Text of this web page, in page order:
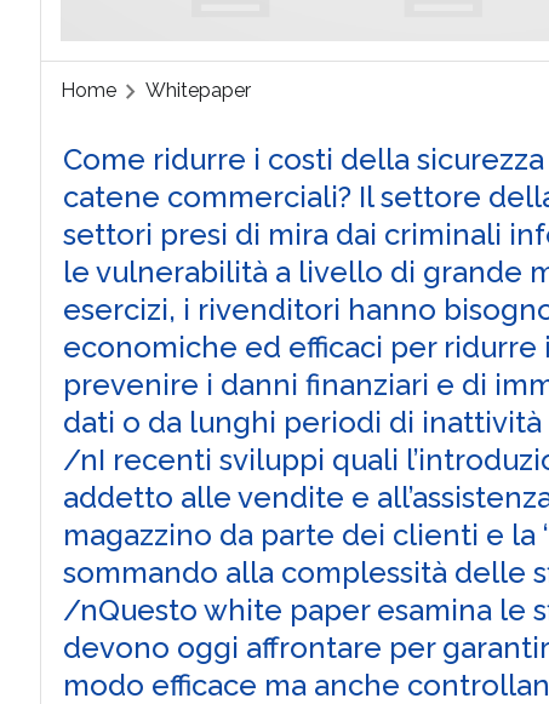
Home Whitepaper
Come ridurre i costi della
catene commerciali? Il settore
settori presi di mira dai criminali
le vulnerabilità a livello di grande
esercizi, i rivenditori hanno
economiche ed efficaci per
prevenire i danni finanziari e di
dati o da lunghi periodi di inattività
/nI recenti sviluppi quali
addetto alle vendite e
magazzino da parte dei clienti e la
sommando alla complessità delle
/nQuesto white paper esamina le
devono oggi affrontare per
modo efficace ma anche